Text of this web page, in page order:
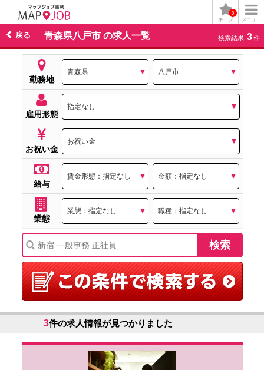
メニュー
キープ
0
青森県八戸市 の求人一覧
戻る 検索結果: 3件
勤務地
雇用形態
お祝い金
給与
業態
3件の求人情報が見つかりました